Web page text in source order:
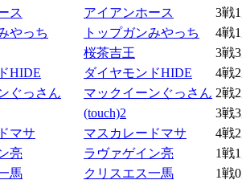
アイアンホース
3戦
トップガンみやっち
4戦
桜茶吉王
3戦
ダイヤモンドHIDE
4戦
マックイーンぐっさん 2戦
(touch)2
3戦
マスカレードマサ
4戦
ラヴァゲイン亮
1戦
クリスエス一馬
1戦